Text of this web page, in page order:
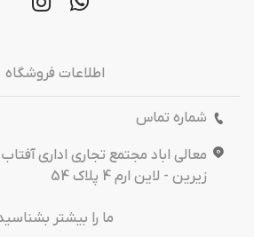
اطلاعات فروشگاه
شماره تماس
معالی اباد مجتمع تجاری اداری
زیرین - لاین ارم 4 پلاک 54
ما را بیشتر